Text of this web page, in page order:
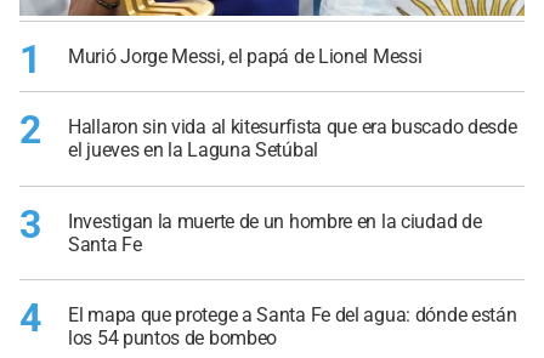
1 Murió Jorge Messi, el papá de Lionel Messi
2
Hallaron sin vida al kitesurfista que era buscado desde
el jueves en la Laguna Setúbal
3
Investigan la muerte de un hombre en la ciudad de
Santa Fe
4
El mapa que protege a Santa Fe del agua: dónde están
los 54 puntos de bombeo